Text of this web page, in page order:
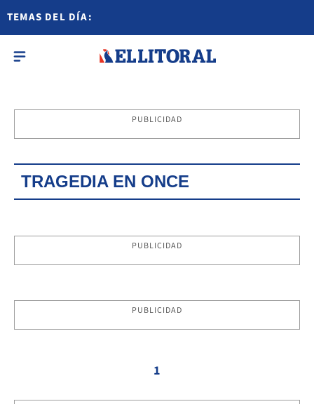
TEMAS DEL DÍA:
PUBLICIDAD
TRAGEDIA EN ONCE
PUBLICIDAD
PUBLICIDAD
1